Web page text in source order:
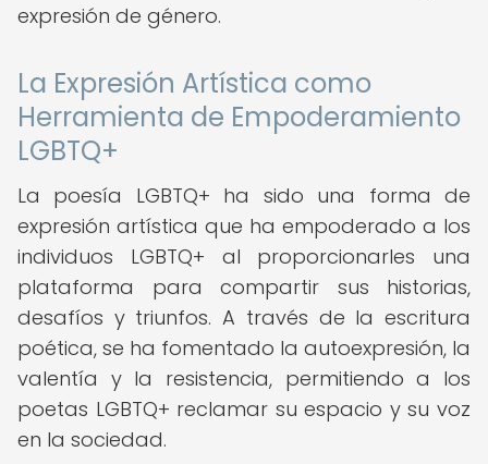
expresión de género.
La Expresión Artística como
Herramienta de Empoderamiento
LGBTQ+
La poesía LGBTQ+ ha sido una forma de
expresión artística que ha empoderado a los
individuos LGBTQ+ al proporcionarles una
plataforma para compartir sus historias,
desafíos y triunfos. A través de la escritura
poética, se ha fomentado la autoexpresión, la
valentía y la resistencia, permitiendo a los
poetas LGBTQ+ reclamar su espacio y su voz
en la sociedad.